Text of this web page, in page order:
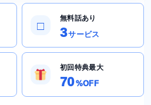
□
無料話あり
3サービス
初回特典最大
70%OFF